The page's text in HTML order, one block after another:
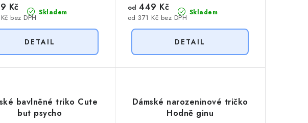
Skladem
bez DPH
Kč Skladem
od 371 Kč bez DPH
od 449 Kč
bavlněné triko Cute
but psycho
Dámské narozeninové tričko
Hodně ginu